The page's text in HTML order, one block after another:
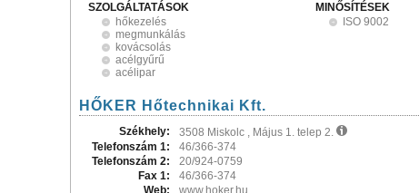
SZOLGÁLTATÁSOK
hőkezelés
megmunkálás
kovácsolás
acélgyűrű
acélipar
MINŐSÍTÉSEK
ISO 9002
HŐKER Hőtechnikai Kft.
Székhely:
3508 Miskolc , Május 1. telep 2.
Telefonszám 1:
46/366-374
Telefonszám 2:
20/924-0759
Fax 1:
46/366-374
Web:
www.hoker.hu